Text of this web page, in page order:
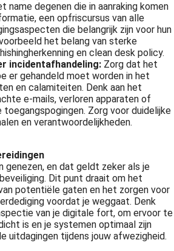
name degenen die in aanraking komen
een opfriscursus van alle
die belangrijk zijn voor hun
het belang van sterke
en clean desk policy.
incidentafhandeling: Zorg dat het
er gehandeld moet worden in het
en calamiteiten. Denk aan het
e-mails, verloren apparaten of
toegangspogingen. Zorg voor duidelijke
en verantwoordelijkheden.
genezen, en dat geldt zeker als je
Dit punt draait om het
potentiële gaten en het zorgen voor
voordat je weggaat. Denk
van je digitale fort, om ervoor te
is en je systemen optimaal zijn
uitdagingen tijdens jouw afwezigheid.